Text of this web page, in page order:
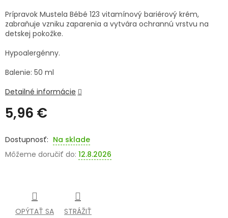
SENIORI
ZNAČKY
5,96 €
cena:
Na sklade
Môžeme doručiť do: 12.8.2026
Prípravok Mustela Bébé 123 vitamínový bariérový krém,
zabraňuje vzniku zaparenia a vytvára ochrannú vrstvu na
detskej pokožke.
Hypoalergénny.
Balenie: 50 ml
Detailné informácie
OPÝTAŤ SA STRÁŽIŤ